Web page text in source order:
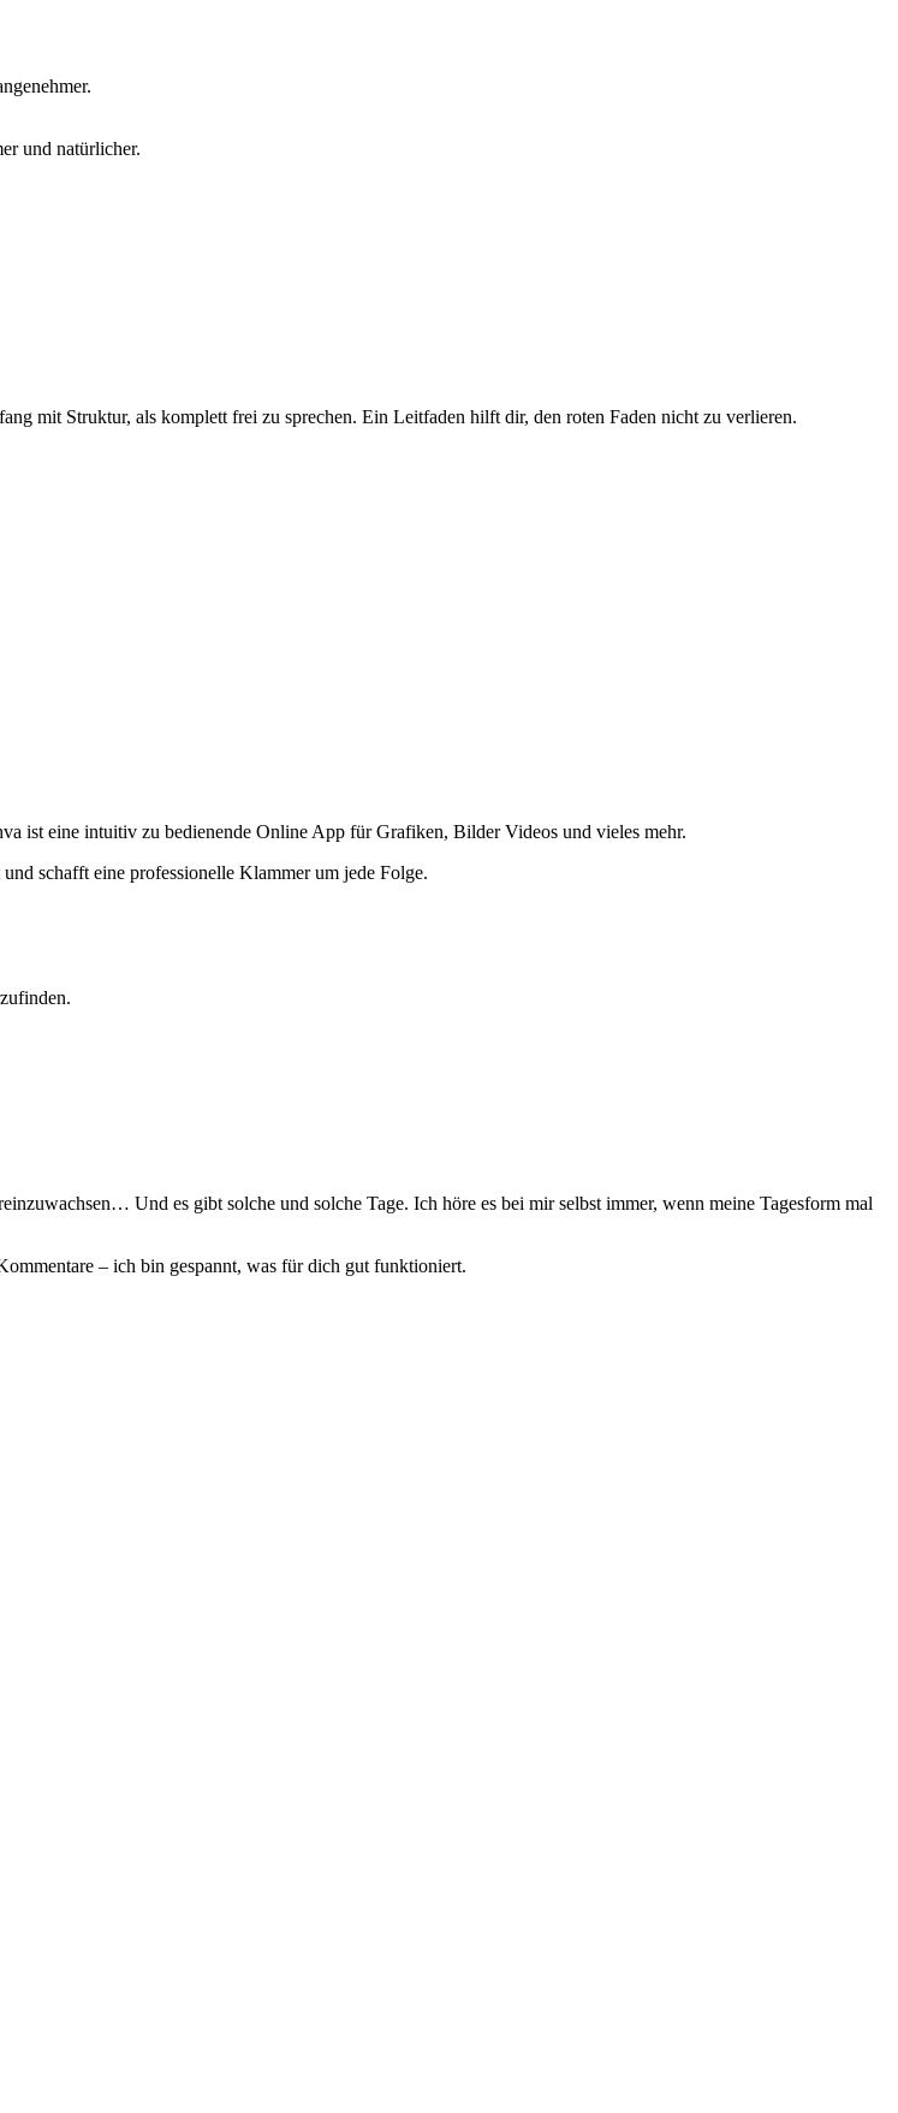
und natürlicher.
mit Struktur, als komplett frei zu sprechen. Ein Leitfaden hilft dir, den roten Faden nicht zu verlieren.
ist eine intuitiv zu bedienende Online App für Grafiken, Bilder Videos und vieles mehr.
schafft eine professionelle Klammer um jede Folge.
Und es gibt solche und solche Tage. Ich höre es bei mir selbst immer, wenn meine Tagesform mal
– ich bin gespannt, was für dich gut funktioniert.